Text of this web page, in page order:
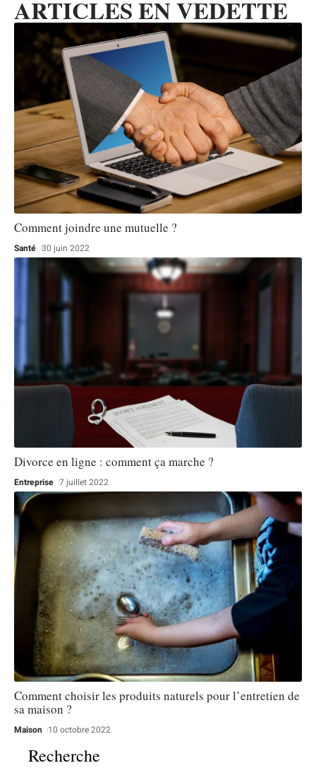
ARTICLES EN VEDETTE
Comment joindre une mutuelle ?
Santé 30 juin 2022
Divorce en ligne : comment ça marche ?
Entreprise 7 juillet 2022
Comment choisir les produits naturels pour l’entretien de
sa maison ?
Maison 10 octobre 2022
Recherche